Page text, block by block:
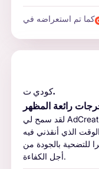
كما تم استعراضه في
كودي ت.
رائعة المظهر
لقد سمح لي AdCreative بتشغيل حملة إعلانية سهلة إلى حد ما
الوقت الذي أنقذني فيه
بالجودة من
أجل الكفاءة.